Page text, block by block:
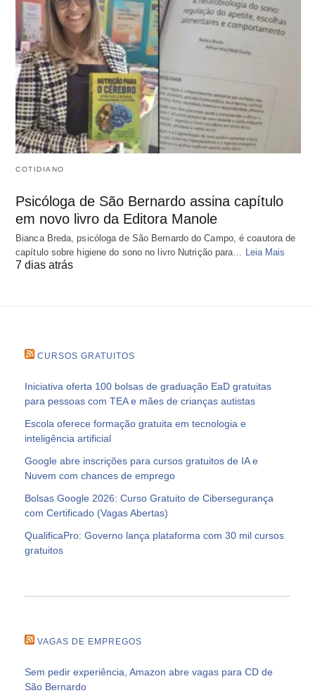
COTIDIANO
Psicóloga de São Bernardo assina capítulo
em novo livro da Editora Manole
Bianca Breda, psicóloga de São Bernardo do Campo, é coautora de
capítulo sobre higiene do sono no livro Nutrição para…
Leia Mais
7 dias atrás
CURSOS GRATUITOS
Iniciativa oferta 100 bolsas de graduação EaD gratuitas
para pessoas com TEA e mães de crianças autistas
Escola oferece formação gratuita em tecnologia e
inteligência artificial
Google abre inscrições para cursos gratuitos de IA e
Nuvem com chances de emprego
Bolsas Google 2026: Curso Gratuito de Cibersegurança
com Certificado (Vagas Abertas)
QualificaPro: Governo lança plataforma com 30 mil cursos
gratuitos
VAGAS DE EMPREGOS
Sem pedir experiência, Amazon abre vagas para CD de
São Bernardo